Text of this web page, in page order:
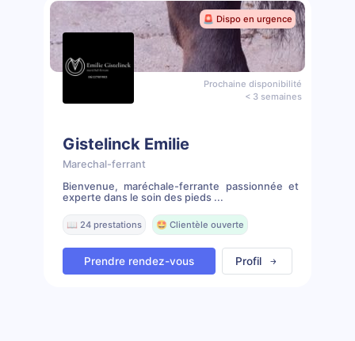
🚨 Dispo en urgence
Prochaine disponibilité
< 3 semaines
Gistelinck Emilie
Marechal-ferrant
Bienvenue, maréchale-ferrante passionnée et
experte dans le soin des pieds ...
📖 24 prestations 🤩 Clientèle ouverte
Prendre rendez-vous Profil